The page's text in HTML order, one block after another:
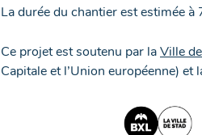
La durée du chantier est estimée
Ce projet est soutenu par laVille
Capitale et l’Union européenne) et